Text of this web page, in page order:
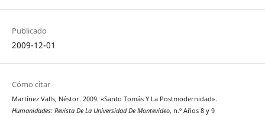
Publicado
2009-12-01
Cómo citar
Martínez Valls, Néstor. 2009. «Santo Tomás Y La Postmodernidad».
Humanidades: Revista De La Universidad De Montevideo, n.º Años 8 y 9